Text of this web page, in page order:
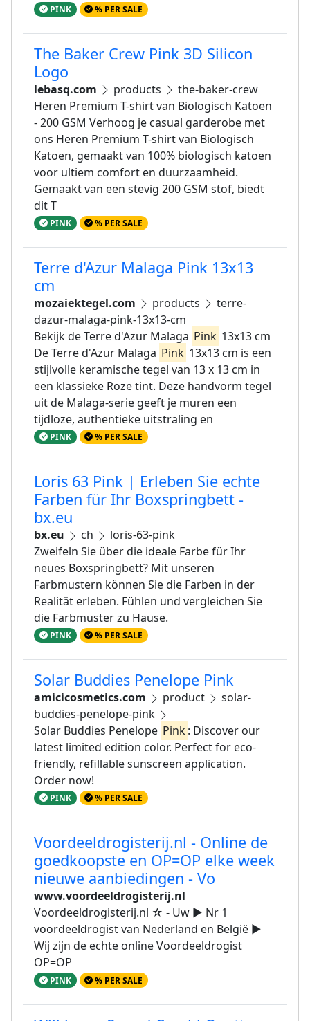
PINK % PER SALE
The Baker Crew Pink 3D Silicon
Logo
lebasq.com products
the-baker-crew
Heren Premium T-shirt van Biologisch Katoen
- 200 GSM Verhoog je casual garderobe met
ons Heren Premium T-shirt van Biologisch
Katoen, gemaakt van 100% biologisch katoen
voor ultiem comfort en duurzaamheid.
Gemaakt van een stevig 200 GSM stof, biedt
dit T
PINK % PER SALE
Terre d'Azur Malaga Pink 13x13
cm
mozaiektegel.com products
terre-
dazur-malaga-pink-13x13-cm
Bekijk de Terre d'Azur Malaga Pink 13x13 cm
De Terre d'Azur Malaga Pink 13x13 cm is een
stijlvolle keramische tegel van 13 x 13 cm in
een klassieke Roze tint. Deze handvorm tegel
uit de Malaga-serie geeft je muren een
tijdloze, authentieke uitstraling en
PINK % PER SALE
Loris 63 Pink | Erleben Sie echte
Farben für Ihr Boxspringbett -
bx.eu
bx.eu ch
loris-63-pink
Zweifeln Sie über die ideale Farbe für Ihr
neues Boxspringbett? Mit unseren
Farbmustern können Sie die Farben in der
Realität erleben. Fühlen und vergleichen Sie
die Farbmuster zu Hause.
PINK % PER SALE
Solar Buddies Penelope Pink
amicicosmetics.com product
solar-
buddies-penelope-pink
Solar Buddies Penelope Pink: Discover our
latest limited edition color. Perfect for eco-
friendly, refillable sunscreen application.
Order now!
PINK % PER SALE
Voordeeldrogisterij.nl - Online de
goedkoopste en OP=OP elke week
nieuwe aanbiedingen - Vo
www.voordeeldrogisterij.nl
Voordeeldrogisterij.nl ☆ - Uw ► Nr 1
voordeeldrogist van Nederland en België ►
Wij zijn de echte online Voordeeldrogist
OP=OP
PINK % PER SALE